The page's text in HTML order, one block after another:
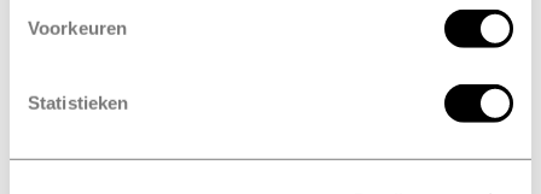
Voorkeuren
Statistieken
meer dan 25 punten. Zij controleren onder andere de
banden, verlichting, remblokken en het uitlaatsysteem.
veilig de weg op te kunnen.
Wat kost een klein onderhoud​?